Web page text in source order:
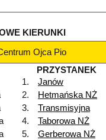
KIERUNKI
Ojca Pio
PRZYSTANEK
1.
Janów
2. Hetmańska NŻ
3. Transmisyjna
4. Taborowa NŻ
5. Gerberowa NŻ